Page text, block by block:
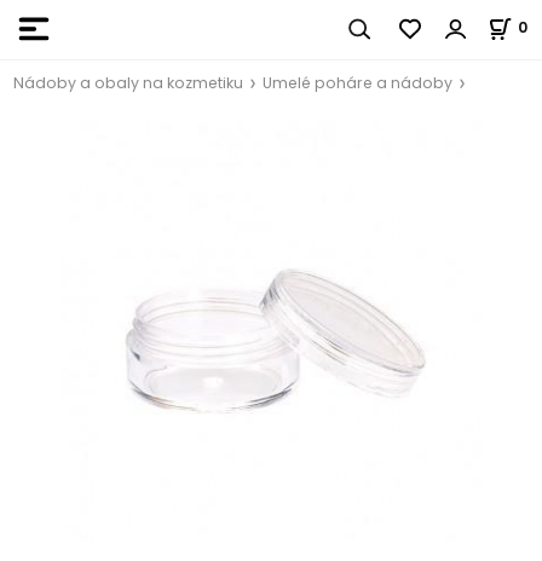
0
Nádoby a obaly na kozmetiku Umelé poháre a nádoby